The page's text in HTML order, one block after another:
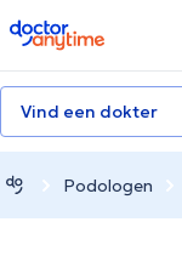
doctoranytime
Vind een dokter
Podologen